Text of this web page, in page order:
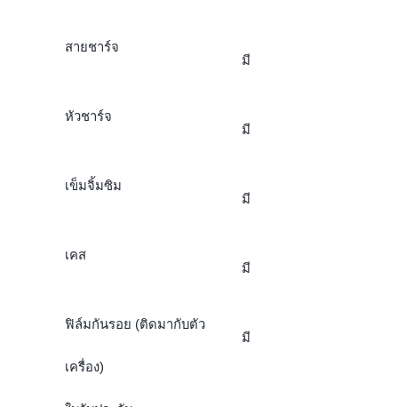
สายชาร์จ
มี
หัวชาร์จ
มี
เข็มจิ้มซิม
มี
เคส
มี
ฟิล์มกันรอย (ติดมากับตัว
เครื่อง)
มี